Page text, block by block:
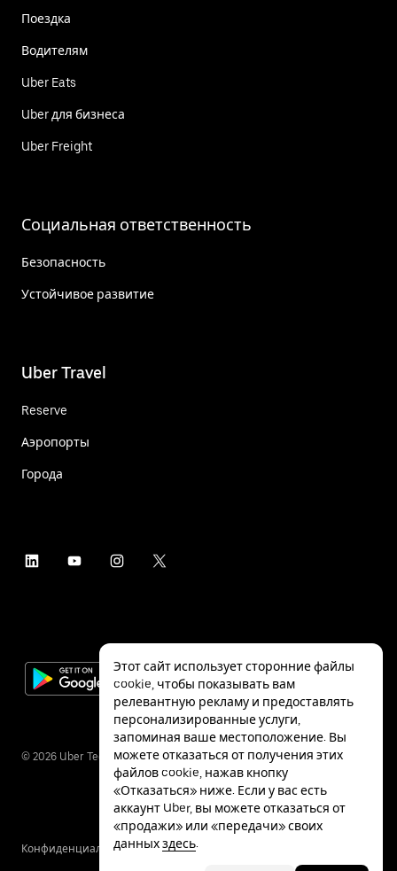
Поездка
Водителям
Uber Eats
Uber для бизнеса
Uber Freight
Социальная ответственность
Безопасность
Устойчивое развитие
Uber Travel
Reserve
Аэропорты
Города
© 2026 Uber Technologies Inc.
КонфиденциальностьСпециальные
Этот сайт использует сторонние файлы
cookie, чтобы показывать вам
релевантную рекламу и предоставлять
персонализированные услуги,
запоминая ваше местоположение. Вы
можете отказаться от получения этих
файлов cookie, нажав кнопку
«Отказаться» ниже. Если у вас есть
аккаунт Uber, вы можете отказаться от
«продажи» или «передачи» своих
данныхздесь.